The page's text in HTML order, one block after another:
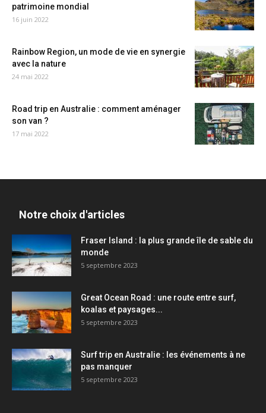
patrimoine mondial
16 juin 2022
Rainbow Region, un mode de vie en synergie
avec la nature
24 mai 2022
Road trip en Australie : comment aménager
son van ?
17 mai 2022
Notre choix d'articles
Fraser Island : la plus grande île de sable du
monde
5 septembre 2023
Great Ocean Road : une route entre surf,
koalas et paysages...
5 septembre 2023
Surf trip en Australie : les événements à ne
pas manquer
5 septembre 2023